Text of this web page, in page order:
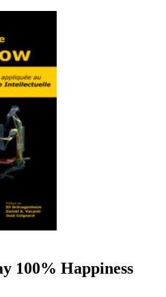
100% Happiness